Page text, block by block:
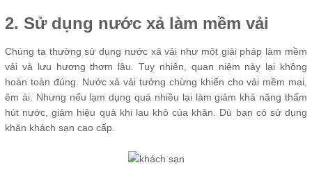
2. Sử dụng nước xả làm mềm vải
Chúng ta thường sử dụng nước xả vải như một giải pháp làm mềm
vải và lưu hương thơm lâu. Tuy nhiên, quan niệm này lại không
hoàn toàn đúng. Nước xả vải tưởng chừng khiến cho vải mềm mại,
êm ái. Nhưng nếu lạm dụng quá nhiều lại làm giảm khả năng thấm
hút nước, giảm hiệu quả khi lau khô của khăn. Dù bạn có sử dụng
khăn khách sạn cao cấp.